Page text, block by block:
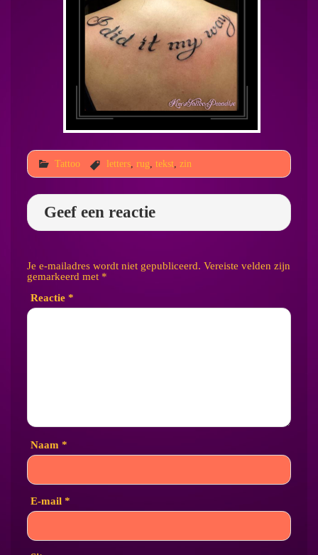
Tattoo letters, rug tekst, zin
Geef een reactie
Je e-mailadres wordt niet gepubliceerd. Vereiste velden zijn
gemarkeerd met *
Reactie *
Naam *
E-mail *